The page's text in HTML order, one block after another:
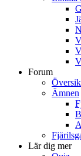
Forum
Ämnen
Lär dig mer